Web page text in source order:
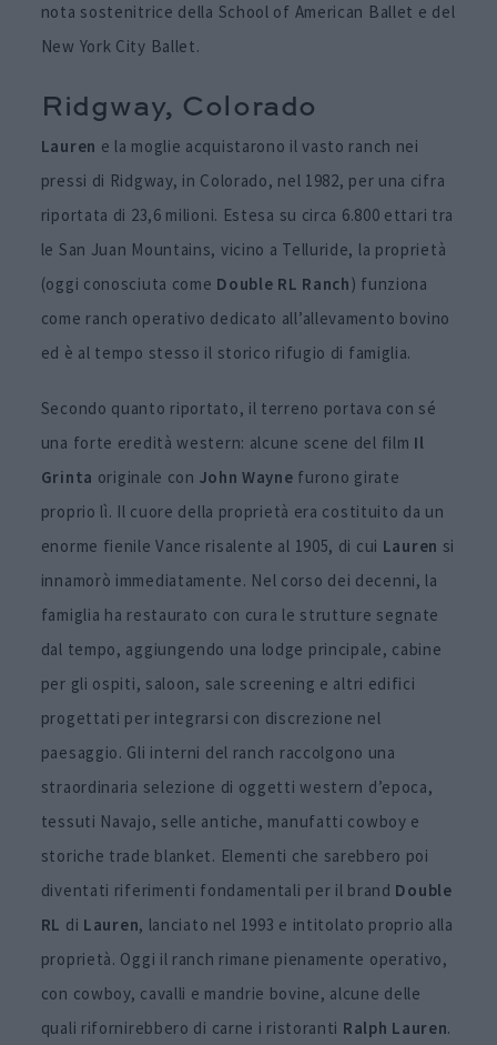
nota sostenitrice della School of American Ballet e del
New York City Ballet.
Ridgway, Colorado
Lauren e la moglie acquistarono il vasto ranch nei
pressi di Ridgway, in Colorado, nel 1982, per una cifra
riportata di 23,6 milioni. Estesa su circa 6.800 ettari tra
le San Juan Mountains, vicino a Telluride, la proprietà
(oggi conosciuta come Double RL Ranch) funziona
come ranch operativo dedicato all’allevamento bovino
ed è al tempo stesso il storico rifugio di famiglia.
Secondo quanto riportato, il terreno portava con sé
una forte eredità western: alcune scene del film Il
Grinta originale con John Wayne furono girate
proprio lì. Il cuore della proprietà era costituito da un
enorme fienile Vance risalente al 1905, di cui Lauren si
innamorò immediatamente. Nel corso dei decenni, la
famiglia ha restaurato con cura le strutture segnate
dal tempo, aggiungendo una lodge principale, cabine
per gli ospiti, saloon, sale screening e altri edifici
progettati per integrarsi con discrezione nel
paesaggio. Gli interni del ranch raccolgono una
straordinaria selezione di oggetti western d’epoca,
tessuti Navajo, selle antiche, manufatti cowboy e
storiche trade blanket. Elementi che sarebbero poi
diventati riferimenti fondamentali per il brand Double
RL di Lauren, lanciato nel 1993 e intitolato proprio alla
proprietà. Oggi il ranch rimane pienamente operativo,
con cowboy, cavalli e mandrie bovine, alcune delle
quali rifornirebbero di carne i ristoranti Ralph Lauren.